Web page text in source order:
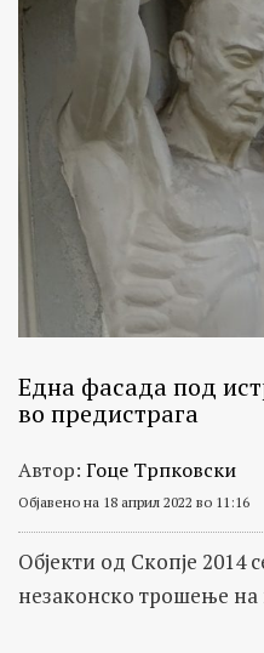
Една фасада под
во предистрага
Автор: Гоце Трпковски
Објавено на 18 април 2022 во 11:16
Објекти од Скопје 2014
незаконско трошење